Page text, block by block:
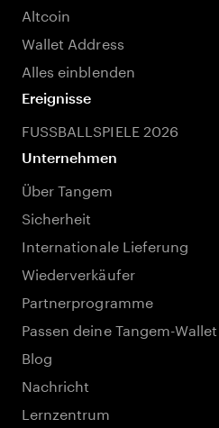
Altcoin
Wallet Address
Alles einblenden
Ereignisse
FUSSBALLSPIELE 2026
Unternehmen
Über Tangem
Sicherheit
Internationale Lieferung
Wiederverkäufer
Partnerprogramme
Passen deine Tangem-
Blog
Nachricht
Lernzentrum